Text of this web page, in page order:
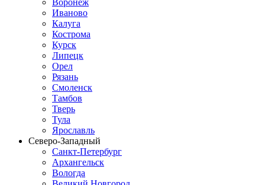
Иваново
Калуга
Кострома
Курск
Липецк
Орел
Рязань
Смоленск
Тамбов
Тверь
Тула
Ярославль
Северо-Западный
Санкт-Петербург
Архангельск
Вологда